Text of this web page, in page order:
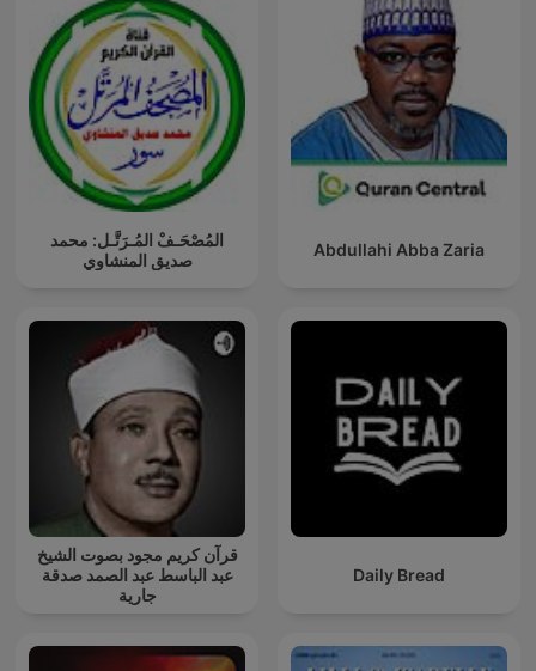
المُصْحَـفْ المُـرَتَّـل: محمد
صديق المنشاوي
Abdullahi Abba Zaria
قرآن كريم مجود بصوت الشيخ
عبد الباسط عبد الصمد صدقة
جارية
Daily Bread